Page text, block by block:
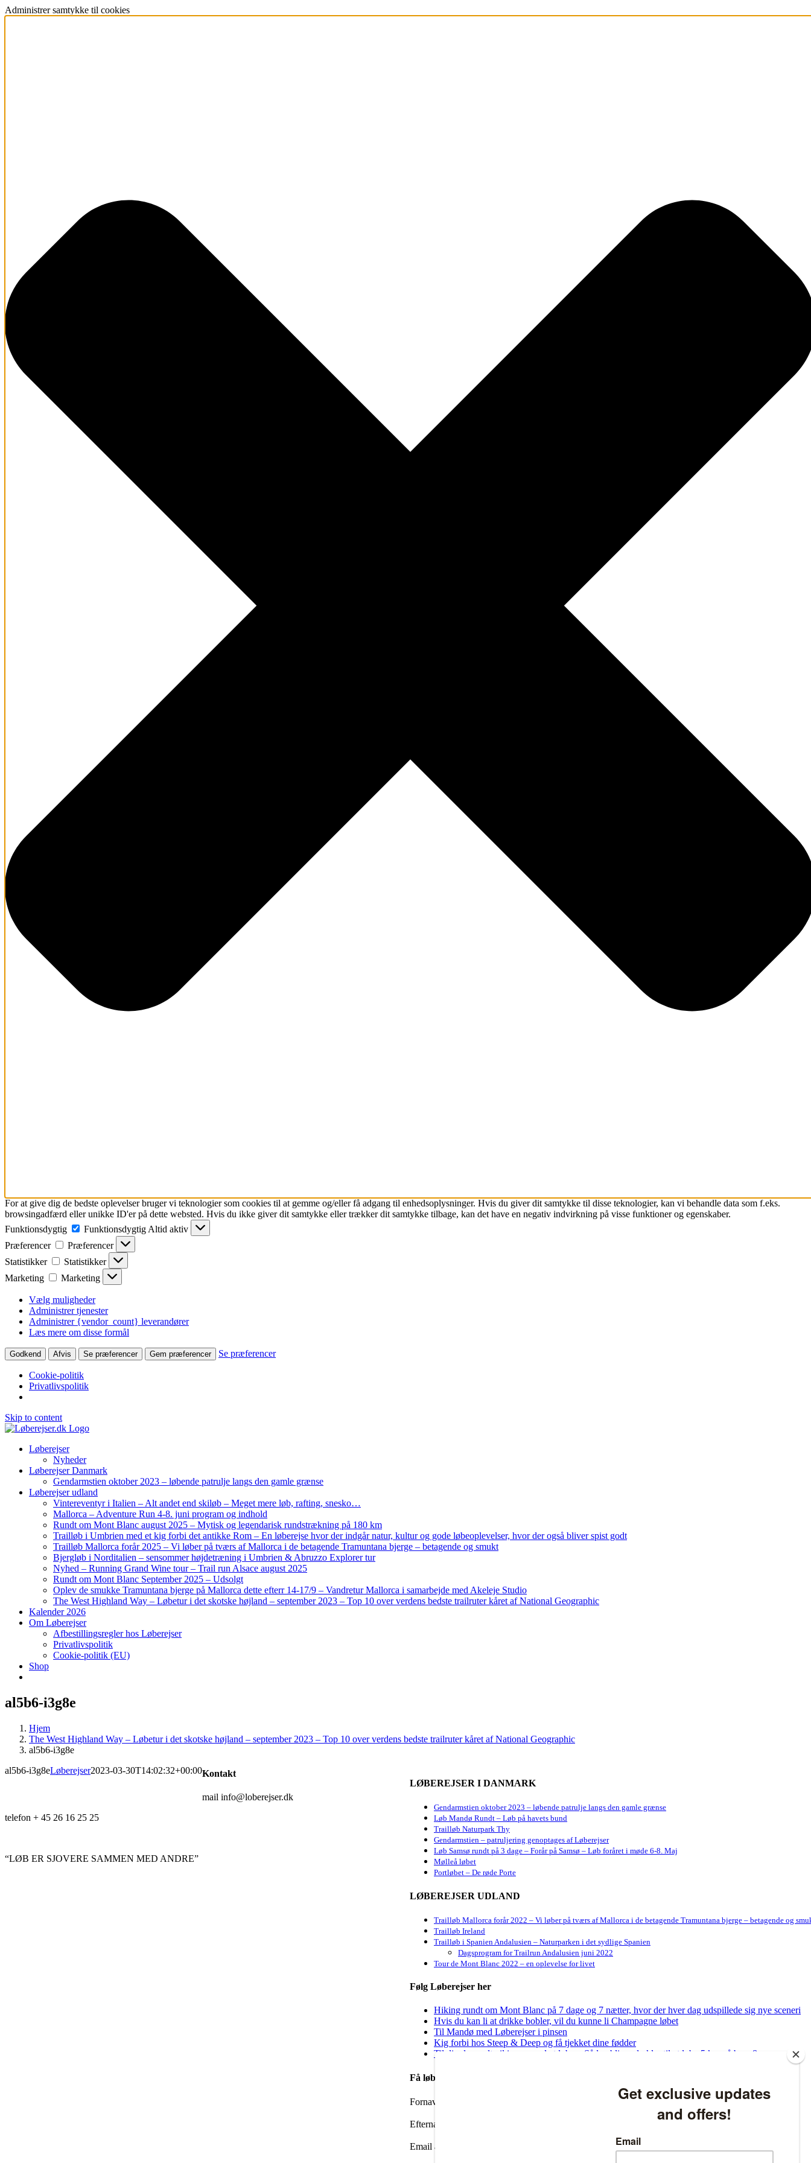
Administrer samtykke til cookies
For at give dig de bedste oplevelser bruger vi teknologier som cookies til at gemme og/eller få adgang til enhedsoplysninger. Hvis du giver dit samtykke til disse teknologier, kan vi behandle data som f.eks.
browsingadfærd eller unikke ID'er på dette websted. Hvis du ikke giver dit samtykke eller trækker dit samtykke tilbage, kan det have en negativ indvirkning på visse funktioner og egenskaber.
Funktionsdygtig
Funktionsdygtig Altid aktiv
Præferencer
Præferencer
Statistikker
Statistikker
Marketing
Marketing
Vælg muligheder
Administrer tjenester
Administrer {vendor_count} leverandører
Læs mere om disse formål
Godkend Afvis Se præferencer Gem præferencer Se præferencer
Cookie-politik
Privatlivspolitik
Skip to content
Løberejser
Nyheder
Løberejser Danmark
Gendarmstien oktober 2023 – løbende patrulje langs den gamle grænse
Løberejser udland
Vintereventyr i Italien – Alt andet end skiløb – Meget mere løb, rafting, snesko…
Mallorca – Adventure Run 4-8. juni program og indhold
Rundt om Mont Blanc august 2025 – Mytisk og legendarisk rundstrækning på 180 km
Trailløb i Umbrien med et kig forbi det antikke Rom – En løberejse hvor der indgår natur, kultur og gode løbeoplevelser, hvor der også bliver spist godt
Trailløb Mallorca forår 2025 – Vi løber på tværs af Mallorca i de betagende Tramuntana bjerge – betagende og smukt
Bjergløb i Norditalien – sensommer højdetræning i Umbrien & Abruzzo Explorer tur
Nyhed – Running Grand Wine tour – Trail run Alsace august 2025
Rundt om Mont Blanc September 2025 – Udsolgt
Oplev de smukke Tramuntana bjerge på Mallorca dette efterr 14-17/9 – Vandretur Mallorca i samarbejde med Akeleje Studio
The West Highland Way – Løbetur i det skotske højland – september 2023 – Top 10 over verdens bedste trailruter kåret af National Geographic
Kalender 2026
Om Løberejser
Afbestillingsregler hos Løberejser
Privatlivspolitik
Cookie-politik (EU)
Shop
al5b6-i3g8e
Hjem
The West Highland Way – Løbetur i det skotske højland – september 2023 – Top 10 over verdens bedste trailruter kåret af National Geographic
al5b6-i3g8e
al5b6-i3g8eLøberejser2023-03-30T14:02:32+00:00
LØBEREJSER I DANMARK
Gendarmstien oktober 2023 – løbende patrulje langs den gamle grænse
Løb Mandø Rundt – Løb på havets bund
Trailløb Naturpark Thy
Gendarmstien – patruljering genoptages af Løberejser
Løb Samsø rundt på 3 dage – Forår på Samsø – Løb foråret i møde 6-8. Maj
Mølleå løbet
Portløbet – De røde Porte
LØBEREJSER UDLAND
Trailløb Mallorca forår 2022 – Vi løber på tværs af Mallorca i de betagende Tramuntana bjerge – betagende og
Trailløb Ireland
Trailløb i Spanien Andalusien – Naturparken i det sydlige Spanien
Dagsprogram for Trailrun Andalusien juni 2022
Tour de Mont Blanc 2022 – en oplevelse for livet
Følg Løberejser her
Hiking rundt om Mont Blanc på 7 dage og 7 nætter, hvor der hver dag udspillede sig nye sceneri
Hvis du kan li at drikke bobler, vil du kunne li Champagne løbet
Til Mandø med Løberejser i pinsen
Kig forbi hos Steep & Deep og få tjekket dine fødder
Til dig der godt vil igang med at løbe – Sådan bliver du klar til at løbe 5 km på bare 8 uger
Få løbenyheder i din mailbox
Fornavn
Efternavn
Email adresse:
Kontakt
mail info@loberejser.dk
telefon + 45 26 16 25 25
“LØB ER SJOVERE SAMMEN MED ANDRE”